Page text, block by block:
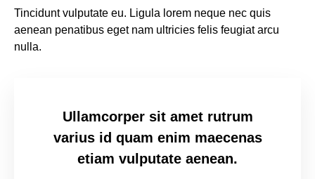
Tincidunt vulputate eu. Ligula lorem neque nec quis
aenean penatibus eget nam ultricies felis feugiat arcu
nulla.
Ullamcorper sit amet rutrum
varius id quam enim maecenas
etiam vulputate aenean.